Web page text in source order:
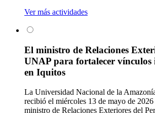
Ver más actividades
El ministro de Relaciones
UNAP para fortalecer vínculos
en Iquitos
La Universidad Nacional de la
recibió el miércoles 13 de mayo de
ministro de Relaciones Exteriores del